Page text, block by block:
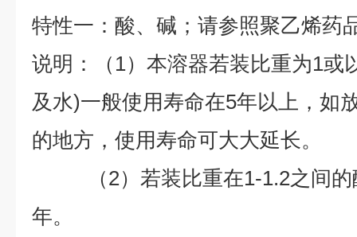
特性一：酸、碱；请参照聚乙烯药
说明：（1）本溶器若装比重为1或
及水)一般使用寿命在5年以上，如
的地方，使用寿命可大大延长。
（2）若装比重在1-1.2之间的
年。